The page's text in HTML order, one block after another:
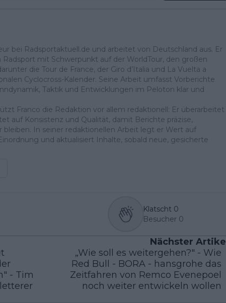
bei Radsportaktuell.de und arbeitet von Deutschland aus. Er
mit Schwerpunkt auf der WorldTour, den großen
die Tour de France, der Giro d’Italia und La Vuelta a
Cyclocross-Kalender. Seine Arbeit umfasst Vorberichte
Taktik und Entwicklungen im Peloton klar und
Franco die Redaktion vor allem redaktionell: Er überarbeitet
auf Konsistenz und Qualität, damit Berichte präzise,
bleiben. In seiner redaktionellen Arbeit legt er Wert auf
und aktualisiert Inhalte, sobald neue, gesicherte
Klatscht 0
Besucher 0
- Tim
Nächster Artikel
„Wie soll es weitergehen?" - Wie
Red Bull - BORA - hansgrohe das
Zeitfahren von Remco Evenepoel
noch weiter entwickeln wollen